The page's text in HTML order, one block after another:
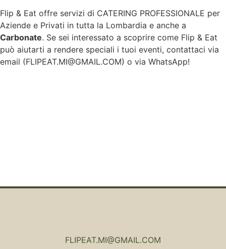
Flip & Eat offre servizi di CATERING PROFESSIONALE per
Aziende e Privati in tutta la Lombardia e anche a
Carbonate. Se sei interessato a scoprire come Flip & Eat
può aiutarti a rendere speciali i tuoi eventi, contattaci via
email (FLIPEAT.MI@GMAIL.COM) o via WhatsApp!
FLIPEAT.MI@GMAIL.COM